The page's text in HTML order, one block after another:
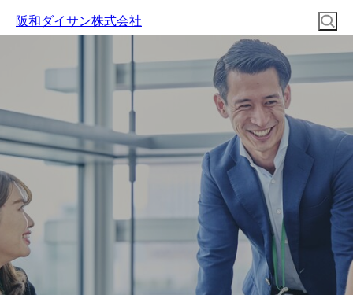
阪和ダイサン株式会社